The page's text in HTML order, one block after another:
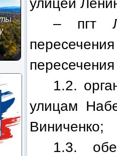
улицей
– пгт
1.2.
улицам
Виниченко;
1.3.